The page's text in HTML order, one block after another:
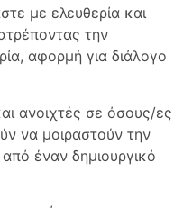
με ελευθερία και
την
αφορμή για διάλογο
ανοιχτές σε όσους/ες
να μοιραστούν την
έναν δημιουργικό